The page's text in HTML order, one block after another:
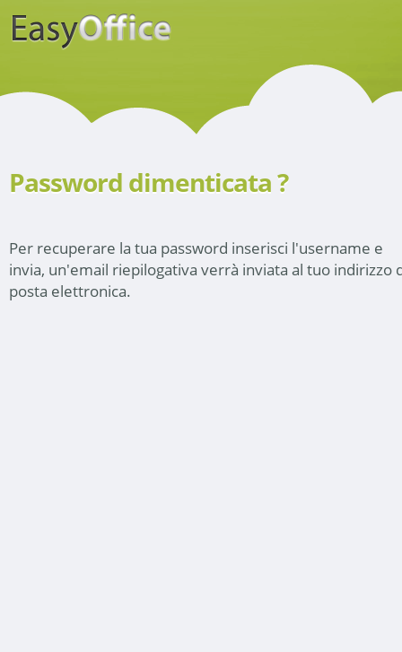
Password dimenticata ?
Per recuperare la tua password inserisci l'username e
invia, un'email riepilogativa verrà inviata al tuo indirizzo
posta elettronica.